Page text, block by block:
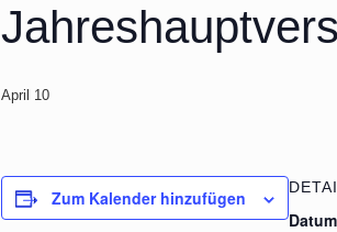
April 10
Zum Kalender hinzufügen